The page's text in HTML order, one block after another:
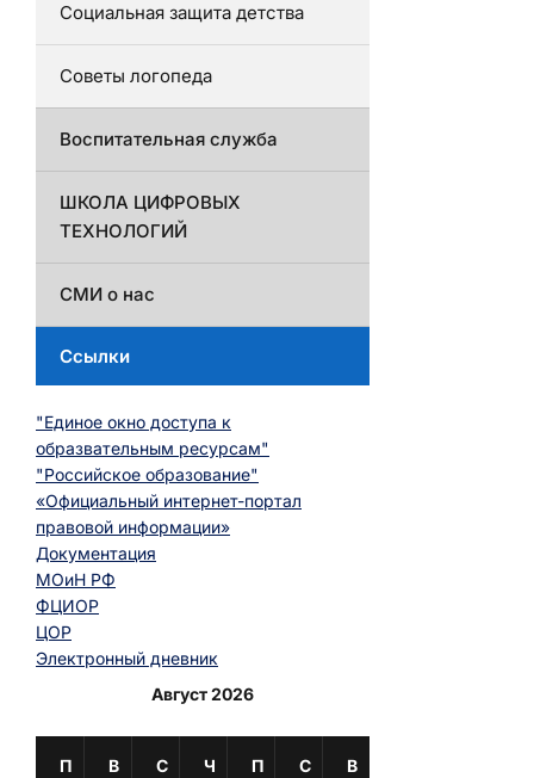
Социальная защита детства
Советы логопеда
Воспитательная служба
ШКОЛА ЦИФРОВЫХ
ТЕХНОЛОГИЙ
СМИ о нас
Ссылки
"Единое окно доступа к
образвательным ресурсам"
"Российское образование"
«Официальный интернет-портал
правовой информации»
Документация
МОиН РФ
ФЦИОР
ЦОР
Электронный дневник
Август 2026
П
В
С
Ч
П
С
В